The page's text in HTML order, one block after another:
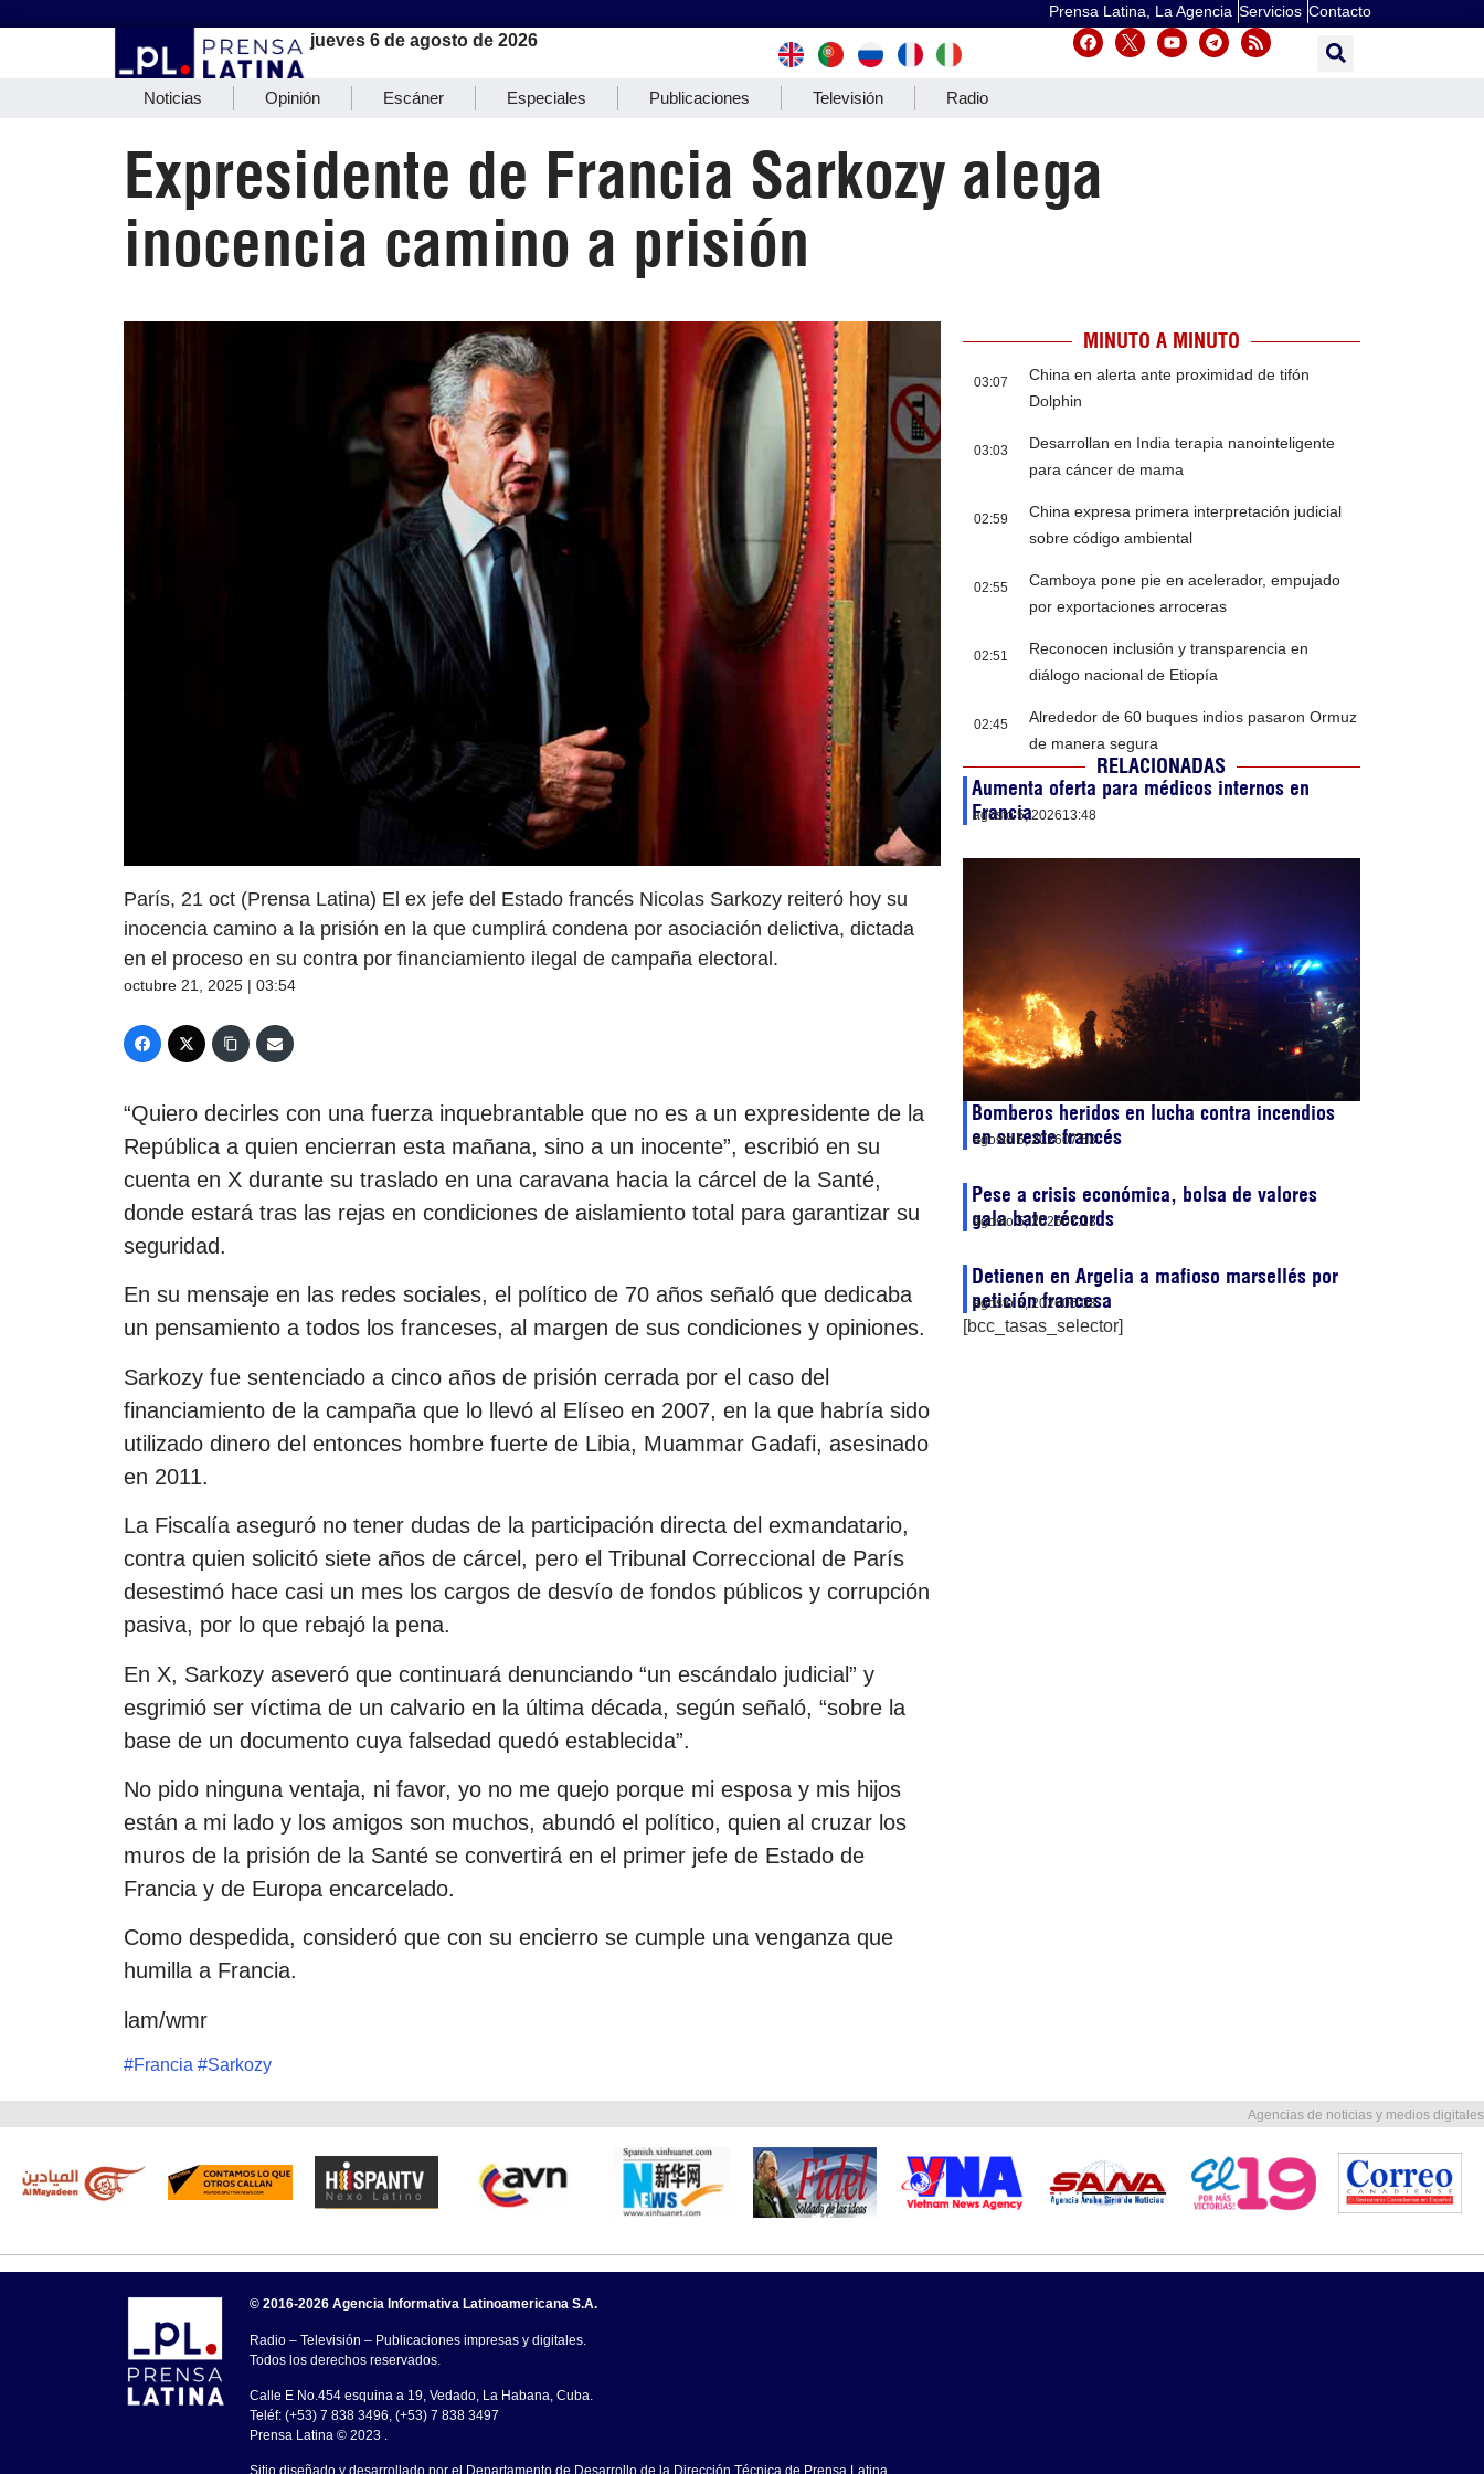
Prensa Latina, La Agencia Servicios Contacto
jueves 6 de agosto de 2026
Noticias Opinión Escáner Especiales Publicaciones Televisión Radio
Expresidente de Francia Sarkozy alega
inocencia camino a prisión
París, 21 oct (Prensa Latina) El ex jefe del Estado francés Nicolas Sarkozy reiteró hoy su
inocencia camino a la prisión en la que cumplirá condena por asociación delictiva, dictada
en el proceso en su contra por financiamiento ilegal de campaña electoral.
octubre 21, 2025 | 03:54
“Quiero decirles con una fuerza inquebrantable que no es a un expresidente de la
República a quien encierran esta mañana, sino a un inocente”, escribió en su
cuenta en X durante su traslado en una caravana hacia la cárcel de la Santé,
donde estará tras las rejas en condiciones de aislamiento total para garantizar su
seguridad.
En su mensaje en las redes sociales, el político de 70 años señaló que dedicaba
un pensamiento a todos los franceses, al margen de sus condiciones y opiniones.
Sarkozy fue sentenciado a cinco años de prisión cerrada por el caso del
financiamiento de la campaña que lo llevó al Elíseo en 2007, en la que habría sido
utilizado dinero del entonces hombre fuerte de Libia, Muammar Gadafi, asesinado
en 2011.
La Fiscalía aseguró no tener dudas de la participación directa del exmandatario,
contra quien solicitó siete años de cárcel, pero el Tribunal Correccional de París
desestimó hace casi un mes los cargos de desvío de fondos públicos y corrupción
pasiva, por lo que rebajó la pena.
En X, Sarkozy aseveró que continuará denunciando “un escándalo judicial” y
esgrimió ser víctima de un calvario en la última década, según señaló, “sobre la
base de un documento cuya falsedad quedó establecida”.
No pido ninguna ventaja, ni favor, yo no me quejo porque mi esposa y mis hijos
están a mi lado y los amigos son muchos, abundó el político, quien al cruzar los
muros de la prisión de la Santé se convertirá en el primer jefe de Estado de
Francia y de Europa encarcelado.
Como despedida, consideró que con su encierro se cumple una venganza que
humilla a Francia.
lam/wmr
#Francia #Sarkozy
MINUTO A MINUTO
03:07
China en alerta ante proximidad de tifón
Dolphin
03:03
Desarrollan en India terapia nanointeligente
para cáncer de mama
02:59
China expresa primera interpretación judicial
sobre código ambiental
02:55
Camboya pone pie en acelerador, empujado
por exportaciones arroceras
02:51
Reconocen inclusión y transparencia en
diálogo nacional de Etiopía
02:45
Alrededor de 60 buques indios pasaron Ormuz
de manera segura
RELACIONADAS
Aumenta oferta para médicos internos en
Francia
agosto 5, 202613:48
Bomberos heridos en lucha contra incendios
en sureste francés
agosto 5, 202607:53
Pese a crisis económica, bolsa de valores
gala bate récords
agosto 5, 202607:13
Detienen en Argelia a mafioso marsellés por
petición francesa
agosto 5, 202606:03
[bcc_tasas_selector]
Agencias de noticias y medios digitales
© 2016-2026 Agencia Informativa Latinoamericana S.A.
Radio – Televisión – Publicaciones impresas y digitales.
Todos los derechos reservados.
Calle E No.454 esquina a 19, Vedado, La Habana, Cuba.
Teléf: (+53) 7 838 3496, (+53) 7 838 3497
Prensa Latina © 2023 .